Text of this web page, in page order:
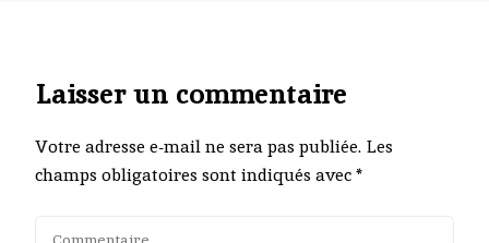
Laisser un commentaire
Votre adresse e-mail ne sera pas publiée. Les
champs obligatoires sont indiqués avec*